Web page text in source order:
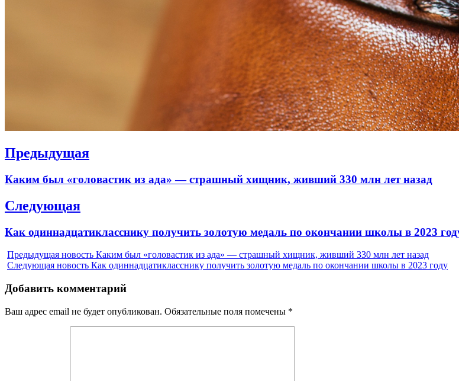
Навигация
записям
Предыдущая
Previous
Каким был «головастик из ада» — страшный хищник, живший 330 млн лет назад
Следующая
Next
Как одиннадцатикласснику получить золотую медаль по окончании школы в 2023
Предыдущая новость Каким был «головастик из ада» — страшный хищник, живший 330 млн лет назад
Следующая новость Как одиннадцатикласснику получить золотую медаль по окончании школы в 2023 году
Добавить комментарий
Ваш адрес email не будет опубликован. Обязательные поля помечены *